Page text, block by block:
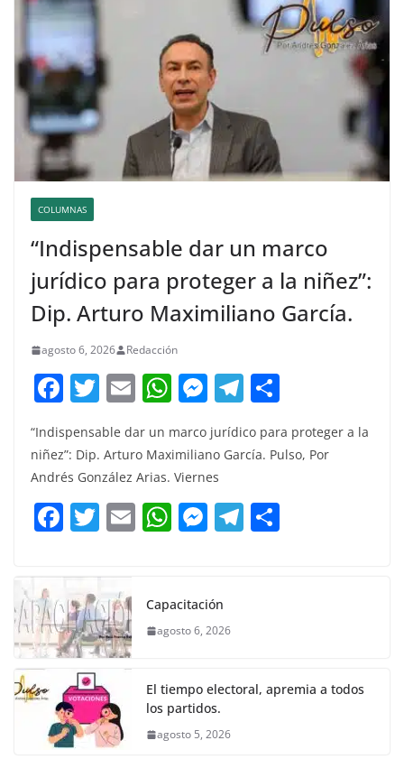
COLUMNAS
“Indispensable dar un marco
jurídico para proteger a la niñez”:
Dip. Arturo Maximiliano García.
agosto 6, 2026 Redacción
F
c
e
b
o
k
T
w
itt
er
E
ai
l
W
at
s
A
p
M
e
ss
e
n
g
T
e
a
m
m
“Indispensable dar un marco jurídico para proteger a la
niñez”: Dip. Arturo Maximiliano García. Pulso, Por
Andrés González Arias. Viernes
F
c
e
b
o
o
k
T
itt
er
E W
s
A
p
M
e
n
er
T
Capacitación
agosto 6, 2026
El tiempo electoral, apremia a todos
los partidos.
agosto 5, 2026